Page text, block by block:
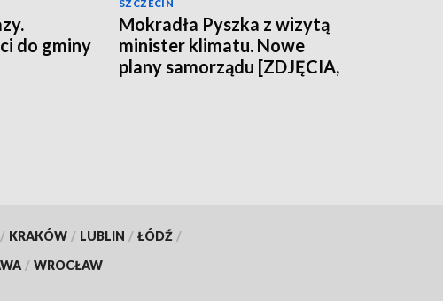
do gminy
SZCZECIN
Mokradła Pyszka z wizytą
minister klimatu. Nowe
plany samorządu [ZDJĘCIA,
/ KRAKÓW / LUBLIN / ŁÓDŹ /
/ WROCŁAW